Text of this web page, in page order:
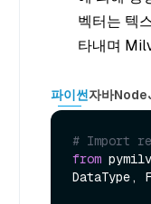
벡터는 텍
타내며
파이썬자바
# Import
from
DataType,